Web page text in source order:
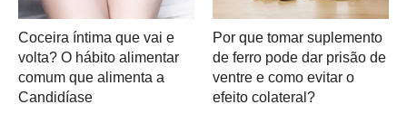
Coceira íntima que vai e
volta? O hábito alimentar
comum que alimenta a
Candidíase
Por que tomar suplemento
de ferro pode dar prisão de
ventre e como evitar o
efeito colateral?